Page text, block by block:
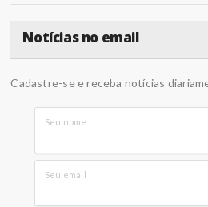
Notícias no email
Cadastre-se e receba notícias
Seu nome
Seu email